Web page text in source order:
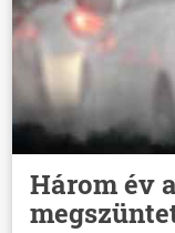
Három év